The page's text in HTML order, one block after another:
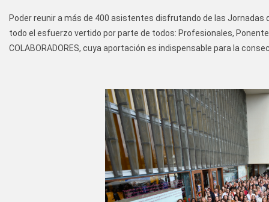
Poder reunir a más de 400 asistentes disfrutando de las
todo el esfuerzo vertido por parte de todos: Profesionales,
COLABORADORES, cuya aportación es indispensable para la